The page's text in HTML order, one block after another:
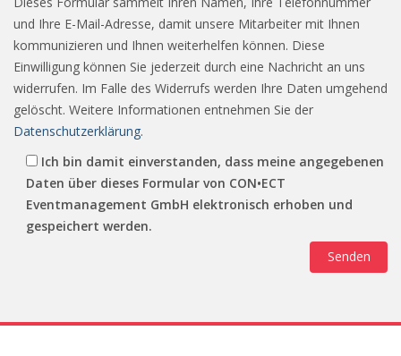
und Ihre E-Mail-Adresse, damit unsere Mitarbeiter mit Ihnen
kommunizieren und Ihnen weiterhelfen können. Diese
Einwilligung können Sie jederzeit durch eine Nachricht an uns
widerrufen. Im Falle des Widerrufs werden Ihre Daten umgehend
gelöscht. Weitere Informationen entnehmen Sie der
Datenschutzerklärung.
Ich bin damit einverstanden, dass meine angegebenen
Daten über dieses Formular von CON•ECT
Eventmanagement GmbH elektronisch erhoben und
gespeichert werden.